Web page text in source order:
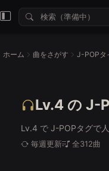
ホーム 曲をさがす J-POPタ
Lv.4 の J-
Lv.4 で J-POPタグで
毎週更新 全312曲